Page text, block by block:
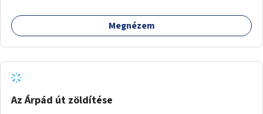
Megnézem
Az Árpád út zöldítése